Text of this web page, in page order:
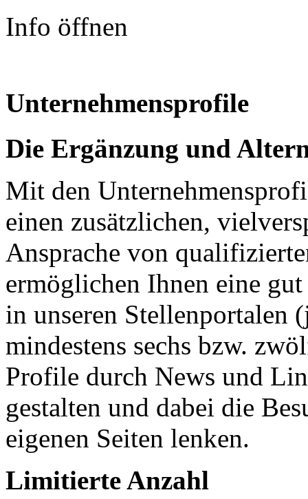
Info öffnen
Unternehmensprofile
Die Ergänzung und
Mit den
einen zusätzlichen,
Ansprache von
ermöglichen Ihnen eine
in unseren Stellenportalen
mindestens sechs bzw.
Profile durch News und
gestalten und dabei die
eigenen Seiten lenken.
Limitierte Anzahl